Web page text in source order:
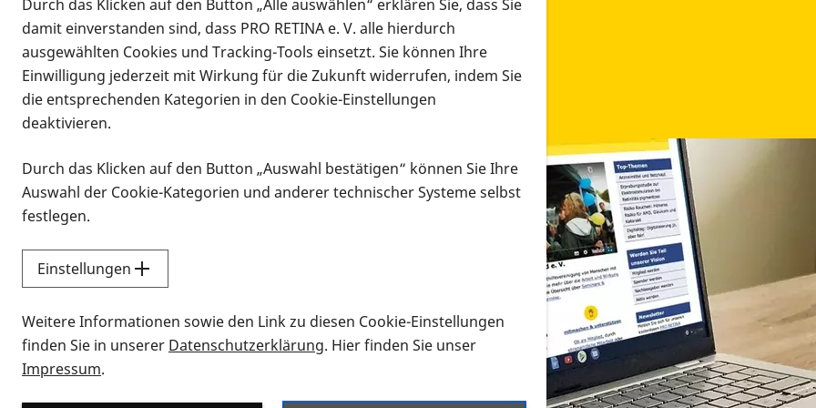
Infomaterial
Infomaterial
Vorlesen
Alle Infomaterialien in verschiedenen Formaten an
Sie möchten wissen, wie Sie nach Infonmaterial suchen und dieses bestellen bzw. herunterladen
Durch das Klicken auf den Button „Alle auswählen“ erklären Sie, dass Sie
damit einverstanden sind, dass PRO RETINA e. V. alle hierdurch
ausgewählten Cookies und Tracking-Tools einsetzt. Sie können Ihre
Einwilligung jederzeit mit Wirkung für die Zukunft widerrufen, indem Sie
die entsprechenden Kategorien in den Cookie-Einstellungen
deaktivieren.
Durch das Klicken auf den Button „Auswahl bestätigen“ können Sie Ihre
Auswahl der Cookie-Kategorien und anderer technischer Systeme selbst
festlegen.
Einstellungen
Weitere Informationen sowie den Link zu diesen Cookie-Einstellungen
finden Sie in unserer Datenschutzerklärung. Hier finden Sie unser
Impressum.